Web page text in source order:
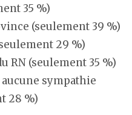
35 %)
(seulement 39 %)
29 %)
RN (seulement 35 %)
sympathie
28 %)